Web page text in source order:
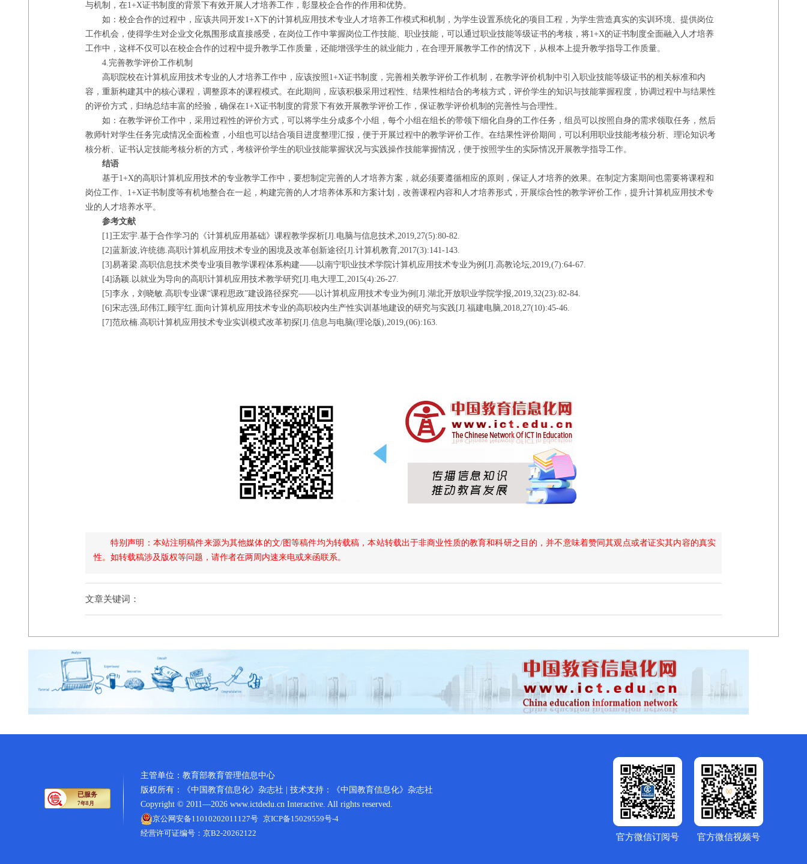
与机制，在1+X证书制度的背景下有效开展人才培养工作，彰显校企合作的作用和优势。
如：校企合作的过程中，应该共同开发1+X下的计算机应用技术专业人才培养工作模式和机制，为学生设置系统化的项目工程，为学生营造真实的实训环境、提供岗位
工作机会，使得学生对企业文化氛围形成直接感受，在岗位工作中掌握岗位工作技能、职业技能，可以通过职业技能等级证书的考核，将1+X的证书制度全面融入人才培养
工作中，这样不仅可以在校企合作的过程中提升教学工作质量，还能增强学生的就业能力，在合理开展教学工作的情况下，从根本上提升教学指导工作质量。
4.完善教学评价工作机制
高职院校在计算机应用技术专业的人才培养工作中，应该按照1+X证书制度，完善相关教学评价工作机制，在教学评价机制中引入职业技能等级证书的相关标准和内
容，重新构建其中的核心课程，调整原本的课程模式。在此期间，应该积极采用过程性、结果性相结合的考核方式，评价学生的知识与技能掌握程度，协调过程中与结果性
的评价方式，归纳总结丰富的经验，确保在1+X证书制度的背景下有效开展教学评价工作，保证教学评价机制的完善性与合理性。
如：在教学评价工作中，采用过程性的评价方式，可以将学生分成多个小组，每个小组在组长的带领下细化自身的工作任务，组员可以按照自身的需求领取任务，然后
教师针对学生任务完成情况全面检查，小组也可以结合项目进度整理汇报，便于开展过程中的教学评价工作。在结果性评价期间，可以利用职业技能考核分析、理论知识考
核分析、证书认定技能考核分析的方式，考核评价学生的职业技能掌握状况与实践操作技能掌握情况，便于按照学生的实际情况开展教学指导工作。
结语
基于1+X的高职计算机应用技术的专业教学工作中，要想制定完善的人才培养方案，就必须要遵循相应的原则，保证人才培养的效果。在制定方案期间也需要将课程和
岗位工作、1+X证书制度等有机地整合在一起，构建完善的人才培养体系和方案计划，改善课程内容和人才培养形式，开展综合性的教学评价工作，提升计算机应用技术专
业的人才培养水平。
参考文献
[1]王宏宇.基于合作学习的《计算机应用基础》课程教学探析[J].电脑与信息技术,2019,27(5):80-82.
[2]蓝新波,许统德.高职计算机应用技术专业的困境及改革创新途径[J].计算机教育,2017(3):141-143.
[3]易著梁.高职信息技术类专业项目教学课程体系构建——以南宁职业技术学院计算机应用技术专业为例[J].高教论坛,2019,(7):64-67.
[4]汤颖.以就业为导向的高职计算机应用技术教学研究[J].电大理工,2015(4):26-27.
[5]李永，刘晓敏.高职专业课“课程思政”建设路径探究——以计算机应用技术专业为例[J].湖北开放职业学院学报,2019,32(23):82-84.
[6]宋志强,邱伟江,顾宇红.面向计算机应用技术专业的高职校内生产性实训基地建设的研究与实践[J].福建电脑,2018,27(10):45-46.
[7]范欣楠.高职计算机应用技术专业实训模式改革初探[J].信息与电脑(理论版),2019,(06):163.
特别声明：本站注明稿件来源为其他媒体的文/图等稿件均为转载稿，本站转载出于非商业性质的教育和科研之目的，并不意味着赞同其观点或者证实其内容的真实
性。如转载稿涉及版权等问题，请作者在两周内速来电或来函联系。
文章关键词：
主管单位：教育部教育管理信息中心
版权所有：《中国教育信息化》杂志社 | 技术支持：《中国教育信息化》杂志社
Copyright © 2011―2026 www.ictdedu.cn Interactive. All rights reserved.
京公网安备11010202011127号 京ICP备15029559号-4
经营许可证编号：京B2-20262122
官方微信订阅号 官方微信视频号